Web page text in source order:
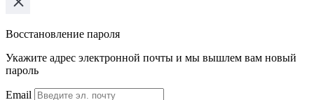
Восстановление пароля
Укажите адрес электронной почты и мы вышлем вам новый
пароль
Email